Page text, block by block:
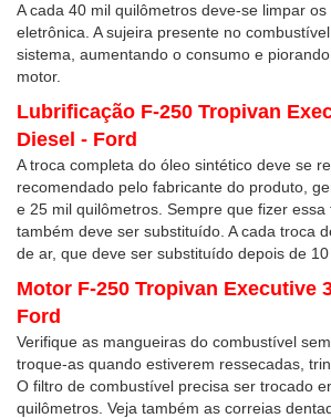
A cada 40 mil quilômetros deve-se limpar
eletrônica. A sujeira presente no
sistema, aumentando o consumo e
motor.
Lubrificação F-250 Tropivan
Diesel - Ford
A troca completa do óleo sintético deve se
recomendado pelo fabricante do produto,
e 25 mil quilômetros. Sempre que fizer
também deve ser substituído. A cada troca
de ar, que deve ser substituído depois de 10
Motor F-250 Tropivan Executive
Ford
Verifique as mangueiras do combustível
troque-as quando estiverem ressecadas,
O filtro de combustível precisa ser trocado
quilômetros. Veja também as correias